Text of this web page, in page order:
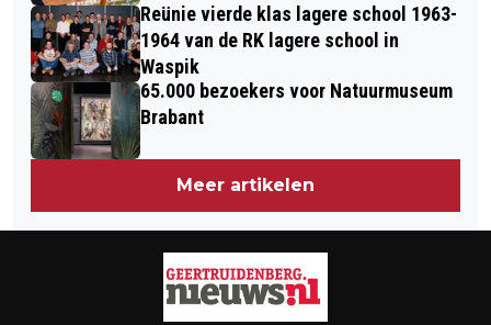
Reünie vierde klas lagere school 1963-
1964 van de RK lagere school in
Waspik
65.000 bezoekers voor Natuurmuseum
Brabant
Meer artikelen